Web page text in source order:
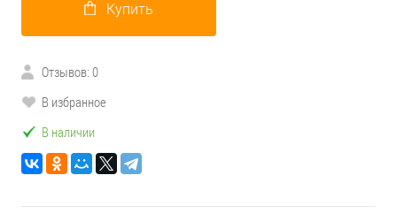
Купить
Отзывов: 0
В избранное
В наличии